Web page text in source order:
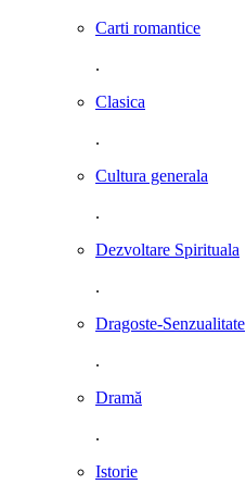
Carti romantice
.
Clasica
.
Cultura generala
.
Dezvoltare Spirituala
.
Dragoste-Senzualitate
.
Dramă
.
Istorie